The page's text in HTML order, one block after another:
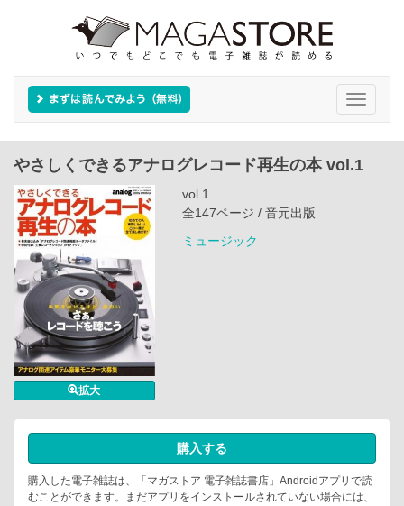
Toggle
やさしくできるアナログレコード再生の本 vol.1
拡大
vol.1
全147ページ / 音元出版
ミュージック
購入する
購入した電子雑誌は、「マガストア 電子雑誌書店」Androidアプリで読
むことができます。まだアプリをインストールされていない場合には、